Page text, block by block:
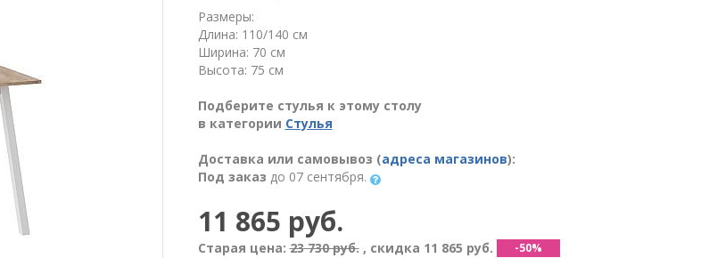
Размеры:
Длина: 110/140 см
Ширина: 70 см
Высота: 75 см
Подберите стулья к этому столу
в категории Стулья
Доставка или самовывоз (адреса магазинов):
Под заказ до 07 сентября.
11 865 руб.
Старая цена:23 730 руб., скидка 11 865 руб. -50%